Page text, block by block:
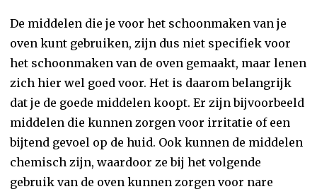
De middelen die je voor het schoonmaken van je
oven kunt gebruiken, zijn dus niet specifiek voor
het schoonmaken van de oven gemaakt, maar lenen
zich hier wel goed voor. Het is daarom belangrijk
dat je de goede middelen koopt. Er zijn bijvoorbeeld
middelen die kunnen zorgen voor irritatie of een
bijtend gevoel op de huid. Ook kunnen de middelen
chemisch zijn, waardoor ze bij het volgende
gebruik van de oven kunnen zorgen voor nare